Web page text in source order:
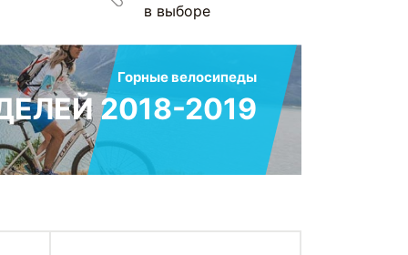
в выборе
Горные велосипеды
2018-2019